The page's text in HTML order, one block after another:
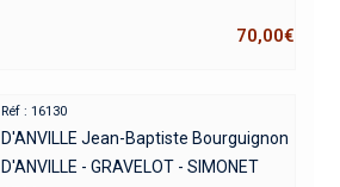
70,00€
Réf : 16130
D'ANVILLE Jean-Baptiste Bourguignon
D'ANVILLE - GRAVELOT - SIMONET